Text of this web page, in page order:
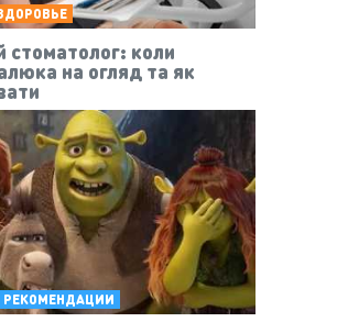
стоматолог: коли
на огляд та як